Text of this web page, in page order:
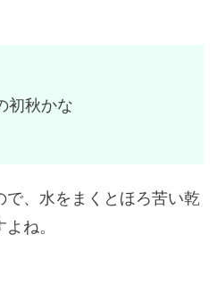
初秋かな
、水をまくとほろ苦い乾
ね。